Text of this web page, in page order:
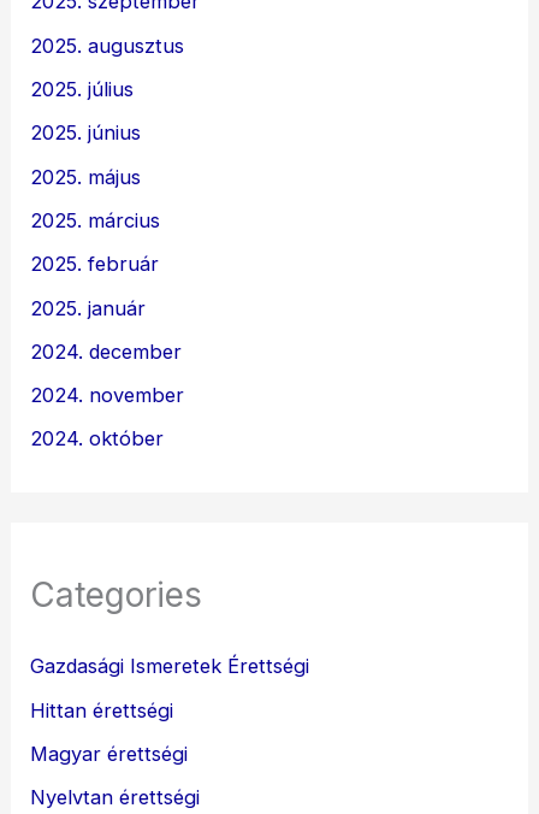
2025. augusztus
2025. július
2025. június
2025. május
2025. március
2025. február
2025. január
2024. december
2024. november
2024. október
Categories
Gazdasági Ismeretek Érettségi
Hittan érettségi
Magyar érettségi
Nyelvtan érettségi